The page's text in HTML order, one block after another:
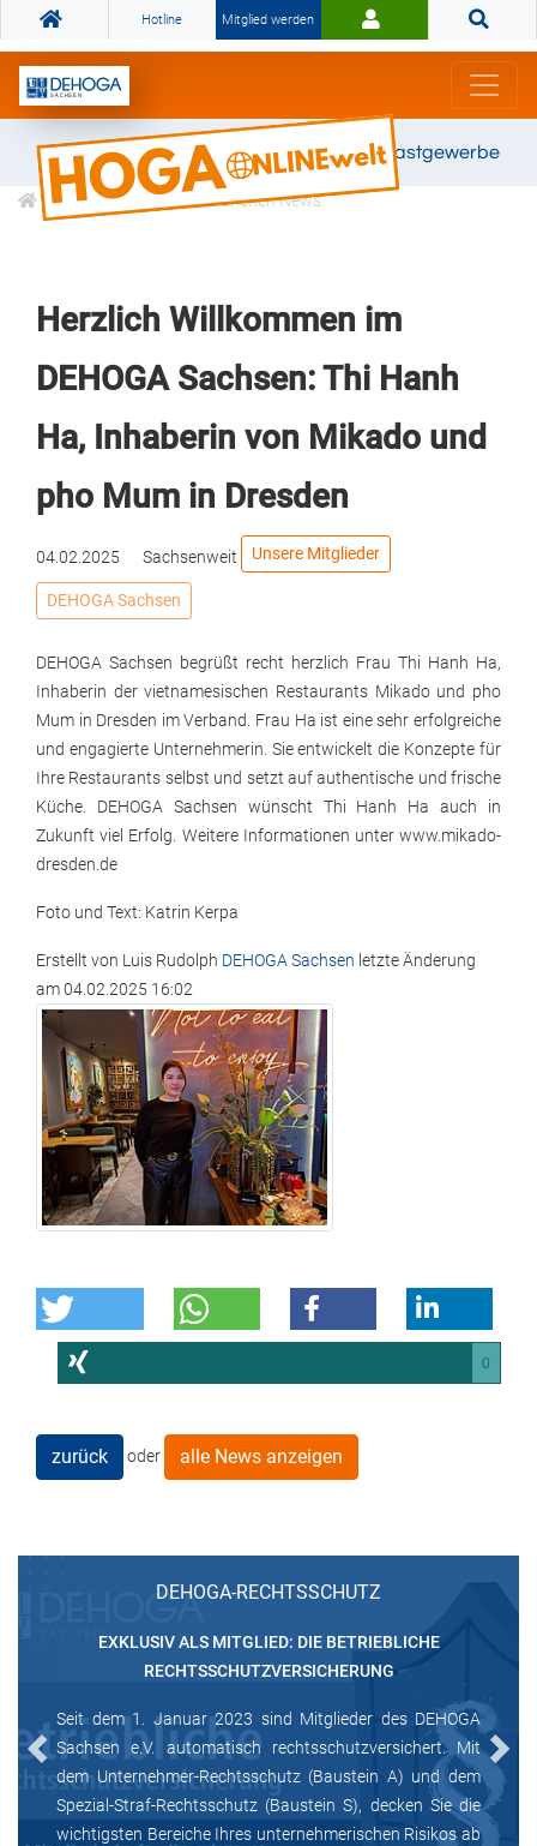
Hotline Mitglied werden
Gemeinsam stark für das Gastgewerbe
Informationen Branchen News
Herzlich Willkommen im
DEHOGA Sachsen: Thi Hanh
Ha, Inhaberin von Mikado und
pho Mum in Dresden
04.02.2025 Sachsenweit Unsere Mitglieder
DEHOGA Sachsen
DEHOGA Sachsen begrüßt recht herzlich Frau Thi Hanh Ha,
Inhaberin der vietnamesischen Restaurants Mikado und pho
Mum in Dresden im Verband. Frau Ha ist eine sehr erfolgreiche
und engagierte Unternehmerin. Sie entwickelt die Konzepte für
Ihre Restaurants selbst und setzt auf authentische und frische
Küche. DEHOGA Sachsen wünscht Thi Hanh Ha auch in
Zukunft viel Erfolg. Weitere Informationen unter www.mikado-
dresden.de
Foto und Text: Katrin Kerpa
Erstellt von Luis Rudolph DEHOGA Sachsen letzte Änderung
am04.02.2025 16:02
0
zurück oder alle News anzeigen
DEHOGA-RECHTSSCHUTZ
EXKLUSIV ALS MITGLIED: DIE BETRIEBLICHE
RECHTSSCHUTZVERSICHERUNG
Seit dem 1. Januar 2023 sind Mitglieder des DEHOGA
Sachsen e.V. automatisch rechtsschutzversichert. Mit
dem Unternehmer-Rechtsschutz (Baustein A) und dem
Spezial-Straf-Rechtsschutz (Baustein S), decken Sie die
wichtigsten Bereiche Ihres unternehmerischen Risikos ab
Previous Next